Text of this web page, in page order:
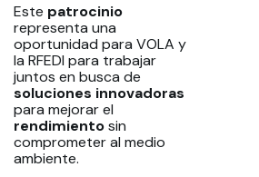
Este patrocinio
representa una
oportunidad para VOLA y
la RFEDI para trabajar
juntos en busca de
soluciones innovadoras
para mejorar el
rendimientosin
comprometer al medio
ambiente.